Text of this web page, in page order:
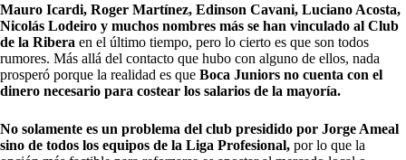
Mauro Icardi, Roger Martínez, Edinson Cavani, Luciano Acosta,
Nicolás Lodeiro y muchos nombres más se han vinculado al Club
de la Ribera en el último tiempo, pero lo cierto es que son todos
rumores. Más allá del contacto que hubo con alguno de ellos, nada
prosperó porque la realidad es que Boca Juniors no cuenta con el
dinero necesario para costear los salarios de la mayoría.
No solamente es un problema del club presidido por Jorge Ameal
sino de todos los equipos de la Liga Profesional, por lo que la